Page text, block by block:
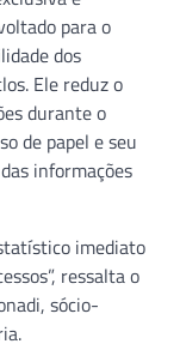
para o
dos
Ele reduz o
durante o
de papel e seu
informações
imediato
ressalta o
sócio-